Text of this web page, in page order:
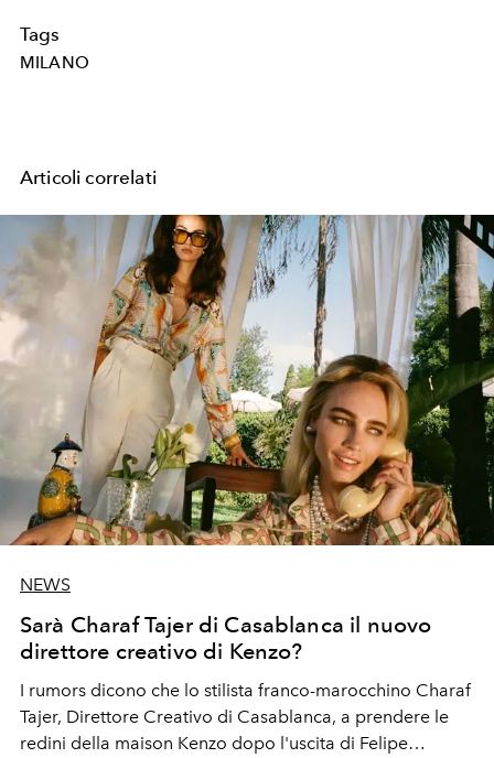
Tags
MILANO
Articoli correlati
NEWS
Sarà Charaf Tajer di Casablanca il nuovo
direttore creativo di Kenzo?
I rumors dicono che lo stilista franco-marocchino Charaf
Tajer, Direttore Creativo di Casablanca, a prendere le
redini della maison Kenzo dopo l'uscita di Felipe